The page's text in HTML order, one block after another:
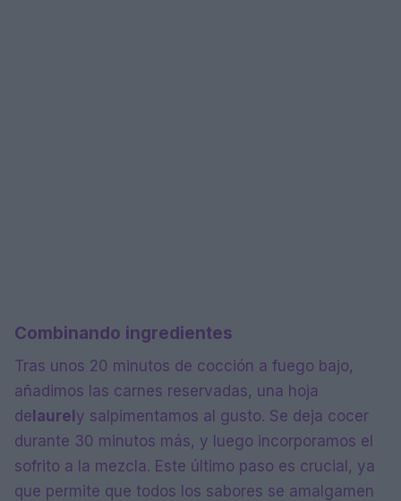
Combinando ingredientes
Tras unos 20 minutos de cocción a fuego bajo,
añadimos las carnes reservadas, una hoja
delaurely salpimentamos al gusto. Se deja cocer
durante 30 minutos más, y luego incorporamos el
sofrito a la mezcla. Este último paso es crucial, ya
que permite que todos los sabores se amalgamen